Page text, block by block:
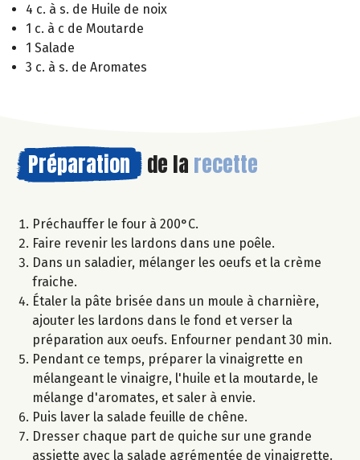
4 c. à s. de Huile de noix
1 c. à c de Moutarde
1 Salade
3 c. à s. de Aromates
Préparation de la recette
Préchauffer le four à 200°C.
Faire revenir les lardons dans une poêle.
Dans un saladier, mélanger les oeufs et la crème
fraiche.
Étaler la pâte brisée dans un moule à charnière,
ajouter les lardons dans le fond et verser la
préparation aux oeufs. Enfourner pendant 30 min.
Pendant ce temps, préparer la vinaigrette en
mélangeant le vinaigre, l'huile et la moutarde, le
mélange d'aromates, et saler à envie.
Puis laver la salade feuille de chêne.
Dresser chaque part de quiche sur une grande
assiette avec la salade agrémentée de vinaigrette.